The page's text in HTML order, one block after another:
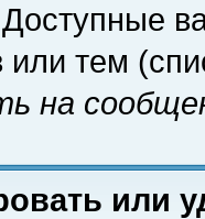
или тем
на
или